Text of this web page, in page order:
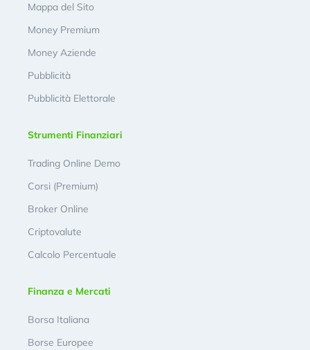
Mappa del Sito
Money Premium
Money Aziende
Pubblicità
Pubblicità Elettorale
Strumenti Finanziari
Trading Online Demo
Corsi (Premium)
Broker Online
Criptovalute
Calcolo Percentuale
Finanza e Mercati
Borsa Italiana
Borse Europee